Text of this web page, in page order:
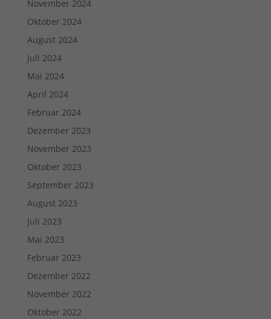
November 2024
Oktober 2024
August 2024
Juli 2024
Mai 2024
April 2024
Februar 2024
Dezember 2023
November 2023
Oktober 2023
September 2023
August 2023
Juli 2023
Mai 2023
Februar 2023
Dezember 2022
November 2022
Oktober 2022